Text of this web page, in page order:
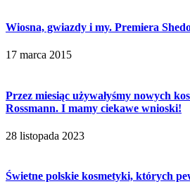
Wiosna, gwiazdy i my. Premiera
17 marca 2015
Przez miesiąc używałyśmy nowych
Rossmann. I mamy ciekawe wnioski!
28 listopada 2023
Świetne polskie kosmetyki, których